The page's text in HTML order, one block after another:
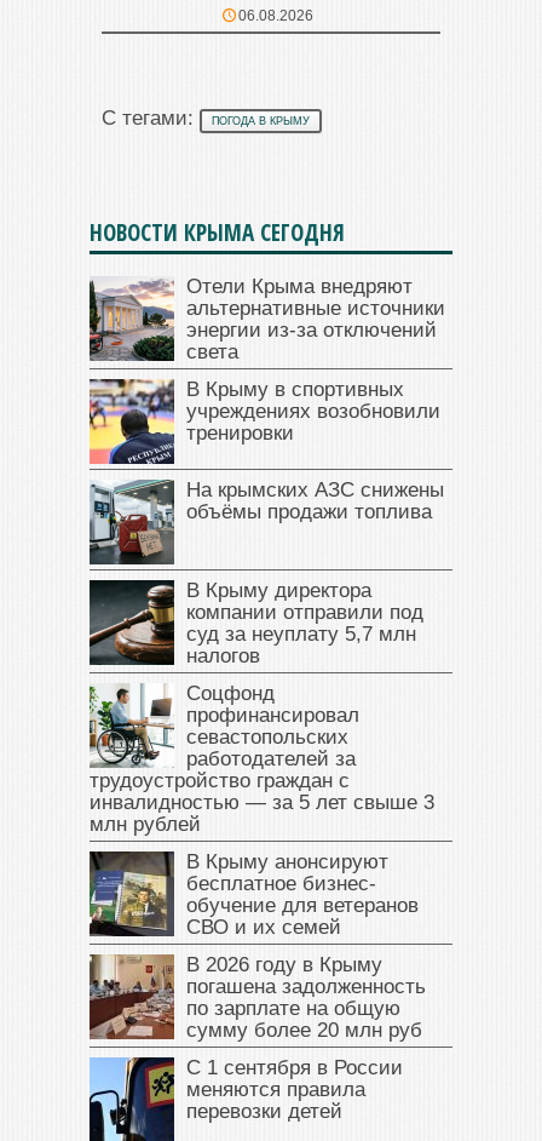
06.08.2026
С тегами: ПОГОДА В КРЫМУ
НОВОСТИ КРЫМА СЕГОДНЯ
Отели Крыма внедряют
альтернативные источники
энергии из-за отключений
света
В Крыму в спортивных
учреждениях возобновили
тренировки
На крымских АЗС снижены
объёмы продажи топлива
В Крыму директора
компании отправили под
суд за неуплату 5,7 млн
налогов
Соцфонд
профинансировал
севастопольских
работодателей за
трудоустройство граждан с
инвалидностью — за 5 лет свыше 3
млн рублей
В Крыму анонсируют
бесплатное бизнес-
обучение для ветеранов
СВО и их семей
В 2026 году в Крыму
погашена задолженность
по зарплате на общую
сумму более 20 млн руб
С 1 сентября в России
меняются правила
перевозки детей